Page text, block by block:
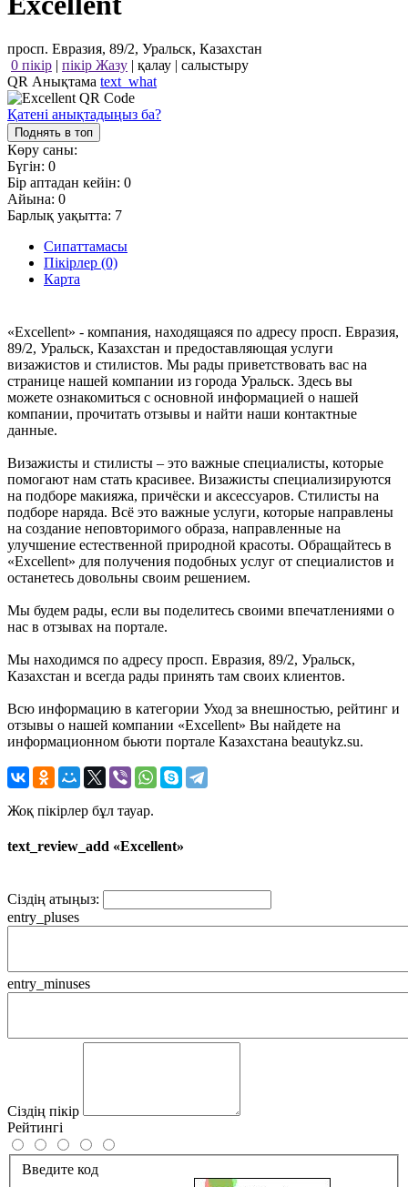
просп. Евразия, 89/2, Уральск, Казахстан
0 пікір | пікір Жазу | қалау | салыстыру
QR Анықтама text_what
Қатені анықтадыңыз ба?
Поднять в топ
Көру саны:
Бүгін: 0
Бір аптадан кейін: 0
Айына: 0
Барлық уақытта: 7
Сипаттамасы
Пікірлер (0)
Карта
«Excellent» - компания, находящаяся по адресу просп. Евразия,
89/2, Уральск, Казахстан и предоставляющая услуги
визажистов и стилистов. Мы рады приветствовать вас на
странице нашей компании из города Уральск. Здесь вы
можете ознакомиться с основной информацией о нашей
компании, прочитать отзывы и найти наши контактные
данные.
Визажисты и стилисты – это важные специалисты, которые
помогают нам стать красивее. Визажисты специализируются
на подборе макияжа, причёски и аксессуаров. Стилисты на
подборе наряда. Всё это важные услуги, которые направлены
на создание неповторимого образа, направленные на
улучшение естественной природной красоты. Обращайтесь в
«Excellent» для получения подобных услуг от специалистов и
останетесь довольны своим решением.
Мы будем рады, если вы поделитесь своими впечатлениями о
нас в отзывах на портале.
Мы находимся по адресу просп. Евразия, 89/2, Уральск,
Казахстан и всегда рады принять там своих клиентов.
Всю информацию в категории Уход за внешностью, рейтинг и
отзывы о нашей компании «Excellent» Вы найдете на
информационном бьюти портале Казахстана beautykz.su.
Жоқ пікірлер бұл тауар.
text_review_add «Excellent»
Сіздің атыңыз:
entry_pluses
entry_minuses
Сіздің пікір
Рейтингі
Введите код